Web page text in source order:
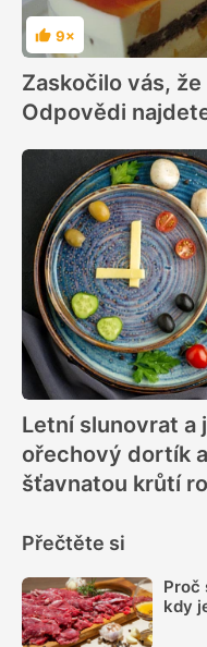
Hodnocení
9×
Zaskočilo vás,
Odpovědi
Letní slunovrat a
ořechový dortík
šťavnatou krůtí
Přečtěte si
Proč
kdy